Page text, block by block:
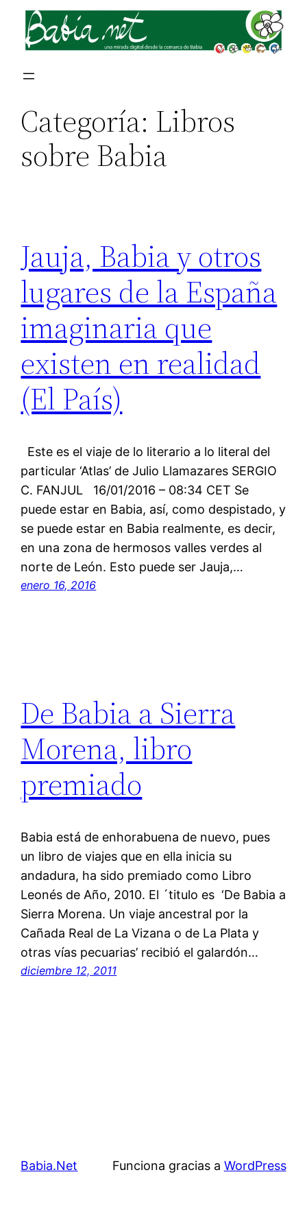
Saltar
contenido
Categoría: Libros
sobre Babia
Jauja, Babia y otros
lugares de la España
imaginaria que
existen en realidad
(El País)
Este es el viaje de lo literario a lo literal del
particular ‘Atlas’ de Julio Llamazares SERGIO
C. FANJUL 16/01/2016 – 08:34 CET Se
puede estar en Babia, así, como despistado, y
se puede estar en Babia realmente, es decir,
en una zona de hermosos valles verdes al
norte de León. Esto puede ser Jauja,…
enero 16, 2016
De Babia a Sierra
Morena, libro
premiado
Babia está de enhorabuena de nuevo, pues
un libro de viajes que en ella inicia su
andadura, ha sido premiado como Libro
Leonés de Año, 2010. El ´titulo es ‘De Babia a
Sierra Morena. Un viaje ancestral por la
Cañada Real de La Vizana o de La Plata y
otras vías pecuarias’ recibió el galardón…
diciembre 12, 2011
Babia.Net Funciona gracias a WordPress